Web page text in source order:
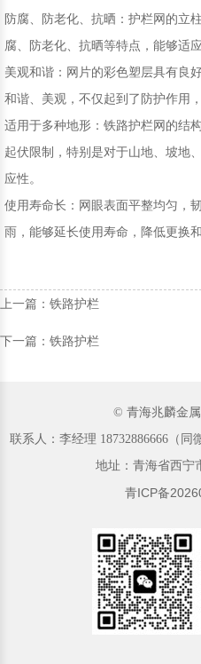
防腐、‌防老化、‌抗晒：‌护栏网的立
腐、‌防老化、‌抗晒等特点，‌能够适
美观和谐：‌网片的彩色塑层具有良
和谐、‌美观，‌不仅起到了防护作用
适用于多种地形：‌铁路护栏网的结
起伏限制，‌特别是对于山地、‌坡地
应性。‌
使用寿命长：‌网眼表面平整均匀，‌
雨，‌能够延长使用寿命，‌降低更换
上一篇：铁路护栏
下一篇：铁路护栏
© 青海兆麟金属
联系人：李经理‬ 18732886666（同
地址：青海省西宁
青ICP备